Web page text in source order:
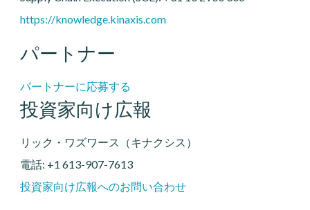
https://knowledge.kinaxis.com
パートナー
パートナーに応募する
投資家向け広報
リック・ワズワース（キナクシス）
電話: +1 613-907-7613
投資家向け広報へのお問い合わせ